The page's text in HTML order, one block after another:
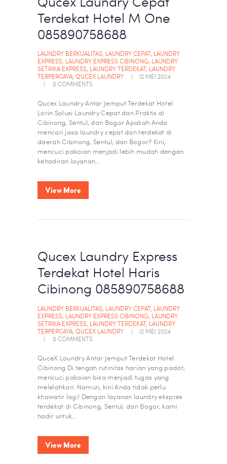
Terdekat Hotel M One
085890758688
LAUNDRY BERKUALITAS, LAUNDRY CEPAT, LAUNDRY
EXPRESS, LAUNDRY EXPRESS CIBINONG, LAUNDRY
SETRIKA EXPRESS, LAUNDRY TERDEKAT, LAUNDRY
TERPERCAYA, QUCEX LAUNDRY
12 MEI 2024
0COMMENTS
Qucex Laundry Antar Jemput Terdekat Hotel
Lorin Solusi Laundry Cepat dan Praktis di
Cibinong, Sentul, dan Bogor Apakah Anda
mencari jasa laundry cepat dan terdekat di
daerah Cibinong, Sentul, dan Bogor? Kini,
mencuci pakaian menjadi lebih mudah dengan
kehadiran layanan…
View More
Qucex Laundry Express
Terdekat Hotel Haris
Cibinong 085890758688
LAUNDRY BERKUALITAS, LAUNDRY CEPAT, LAUNDRY
EXPRESS, LAUNDRY EXPRESS CIBINONG, LAUNDRY
SETRIKA EXPRESS, LAUNDRY TERDEKAT, LAUNDRY
TERPERCAYA, QUCEX LAUNDRY
12 MEI 2024
0COMMENTS
QuceX Laundry Antar Jemput Terdekat Hotel
Cibinong Di tengah rutinitas harian yang padat,
mencuci pakaian bisa menjadi tugas yang
melelahkan. Namun, kini Anda tidak perlu
khawatir lagi! Dengan layanan laundry ekspres
terdekat di Cibinong, Sentul, dan Bogor, kami
hadir untuk…
View More